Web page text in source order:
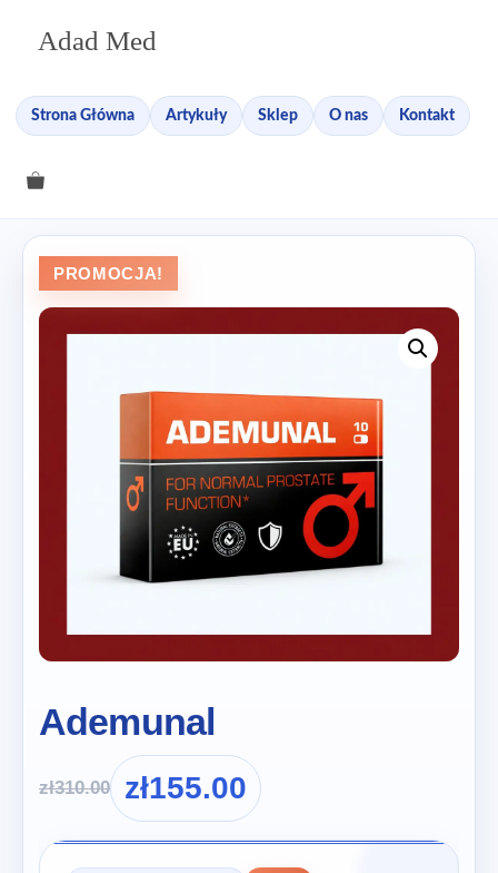
Adad Med
Strona Główna Artykuły Sklep O nas Kontakt
PROMOCJA!
Ademunal
zł310.00 zł155.00